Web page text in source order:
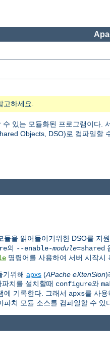
고하세요.
있는 모듈화된 프로그램이다.
Objects, DSO)로 컴파일할
듈을 읽어들이기위한 DSO를 지
의 --enable-module=shared
명령어를 사용하여 서버 시작시
기위해 apxs (APache eXtenSion)
치를 설치할때 configure와
에 기록한다. 그래서 apxs를 사
치 모듈 소스를 컴파일할 수 있